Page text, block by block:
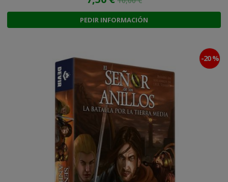
PEDIR INFORMACIÓN
-20 %